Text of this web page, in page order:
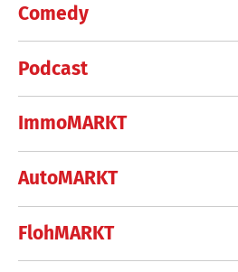
Comedy
Podcast
ImmoMARKT
AutoMARKT
FlohMARKT